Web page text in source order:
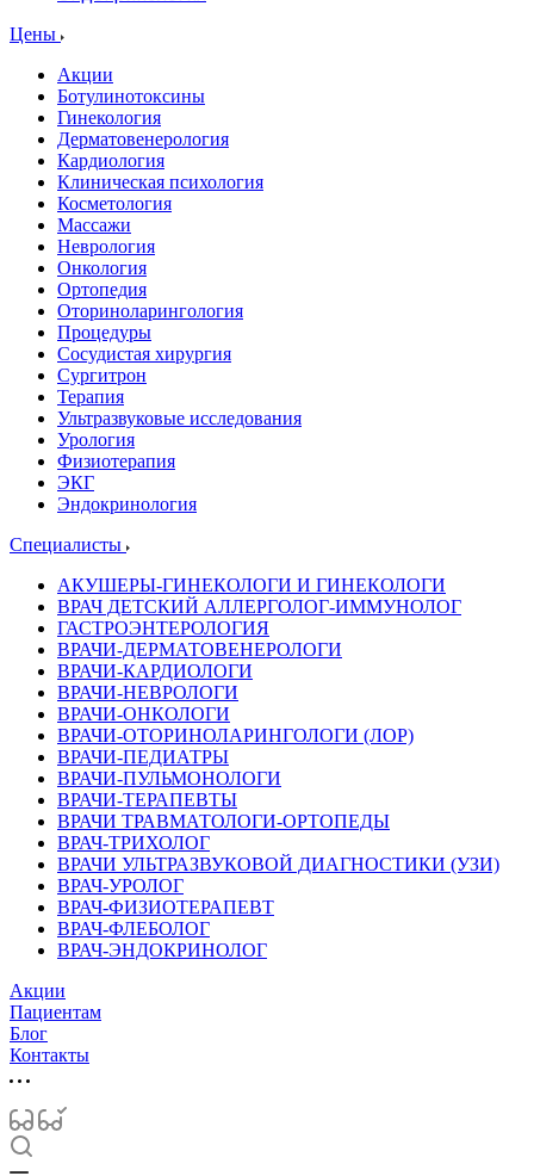
Цены
Акции
Ботулинотоксины
Гинекология
Дерматовенерология
Кардиология
Клиническая психология
Косметология
Массажи
Неврология
Онкология
Ортопедия
Оториноларингология
Процедуры
Сосудистая хирургия
Сургитрон
Терапия
Ультразвуковые исследования
Урология
Физиотерапия
ЭКГ
Эндокринология
Специалисты
АКУШЕРЫ-ГИНЕКОЛОГИ И ГИНЕКОЛОГИ
ВРАЧ ДЕТСКИЙ АЛЛЕРГОЛОГ-ИММУНОЛОГ
ГАСТРОЭНТЕРОЛОГИЯ
ВРАЧИ-ДЕРМАТОВЕНЕРОЛОГИ
ВРАЧИ-КАРДИОЛОГИ
ВРАЧИ-НЕВРОЛОГИ
ВРАЧИ-ОНКОЛОГИ
ВРАЧИ-ОТОРИНОЛАРИНГОЛОГИ (ЛОР)
ВРАЧИ-ПЕДИАТРЫ
ВРАЧИ-ПУЛЬМОНОЛОГИ
ВРАЧИ-ТЕРАПЕВТЫ
ВРАЧИ ТРАВМАТОЛОГИ-ОРТОПЕДЫ
ВРАЧ-ТРИХОЛОГ
ВРАЧИ УЛЬТРАЗВУКОВОЙ ДИАГНОСТИКИ (УЗИ)
ВРАЧ-УРОЛОГ
ВРАЧ-ФИЗИОТЕРАПЕВТ
ВРАЧ-ФЛЕБОЛОГ
ВРАЧ-ЭНДОКРИНОЛОГ
Акции
Пациентам
Блог
Контакты